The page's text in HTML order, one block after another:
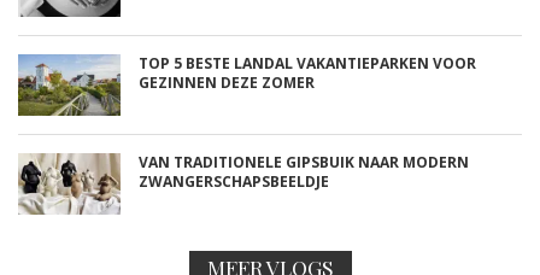
TOP 5 BESTE LANDAL VAKANTIEPARKEN VOOR
GEZINNEN DEZE ZOMER
VAN TRADITIONELE GIPSBUIK NAAR MODERN
ZWANGERSCHAPSBEELDJE
MEER VLOGS